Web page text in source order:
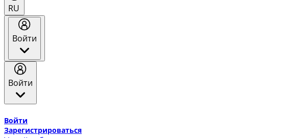
RU
Войти
Войти
Войти
Зарегистрироваться